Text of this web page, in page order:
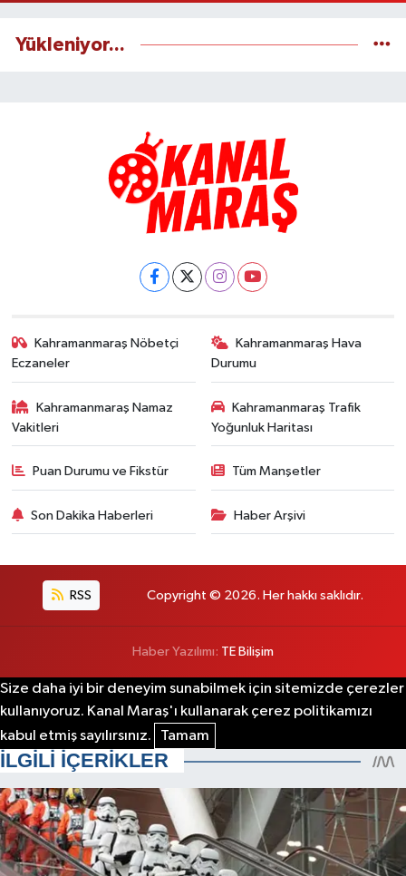
Yükleniyor...
Kahramanmaraş Nöbetçi
Eczaneler
Kahramanmaraş Hava
Durumu
Kahramanmaraş Namaz
Vakitleri
Kahramanmaraş Trafik
Yoğunluk Haritası
Puan Durumu ve Fikstür Tüm Manşetler
Son Dakika Haberleri Haber Arşivi
RSS Copyright © 2026. Her hakkı saklıdır.
Haber Yazılımı: TE Bilişim
Size daha iyi bir deneyim sunabilmek için sitemizde çerezler
kullanıyoruz. Kanal Maraş'ı kullanarak çerez politikamızı
kabul etmiş sayılırsınız.
Tamam